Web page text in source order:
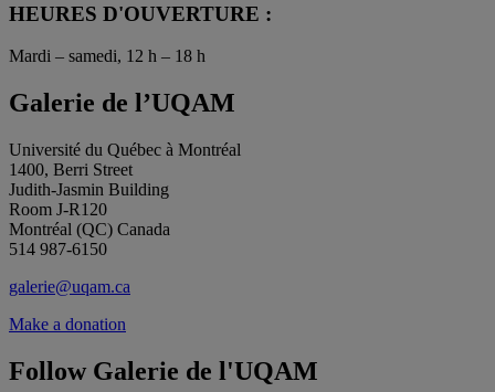
HEURES D'OUVERTURE :
Mardi – samedi, 12 h – 18 h
Galerie de l’UQAM
Université du Québec à Montréal
1400, Berri Street
Judith-Jasmin Building
Room J-R120
Montréal (QC) Canada
514 987-6150
galerie@uqam.ca
Make a donation
Follow Galerie de l'UQAM